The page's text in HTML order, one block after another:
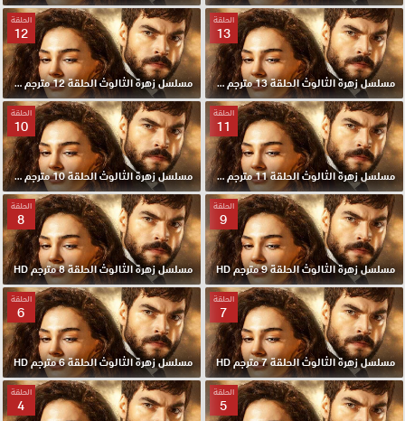
الحلقة
13
مسلسل زهرة الثالوث الحلقة 13 مترجم HD
الحلقة
12
مسلسل زهرة الثالوث الحلقة 12 مترجم HD
الحلقة
11
مسلسل زهرة الثالوث الحلقة 11 مترجم HD
الحلقة
10
مسلسل زهرة الثالوث الحلقة 10 مترجم HD
الحلقة
9
مسلسل زهرة الثالوث الحلقة 9 مترجم HD
الحلقة
8
مسلسل زهرة الثالوث الحلقة 8 مترجم HD
الحلقة
7
مسلسل زهرة الثالوث الحلقة 7 مترجم HD
الحلقة
6
مسلسل زهرة الثالوث الحلقة 6 مترجم HD
الحلقة
5
الحلقة
4